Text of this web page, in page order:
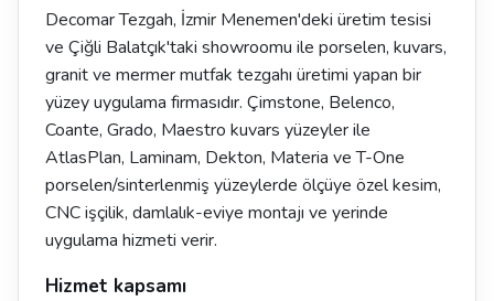
Decomar Tezgah, İzmir Menemen'deki üretim tesisi
ve Çiğli Balatçık'taki showroomu ile porselen, kuvars,
granit ve mermer mutfak tezgahı üretimi yapan bir
yüzey uygulama firmasıdır. Çimstone, Belenco,
Coante, Grado, Maestro kuvars yüzeyler ile
AtlasPlan, Laminam, Dekton, Materia ve T-One
porselen/sinterlenmiş yüzeylerde ölçüye özel kesim,
CNC işçilik, damlalık-eviye montajı ve yerinde
uygulama hizmeti verir.
Hizmet kapsamı